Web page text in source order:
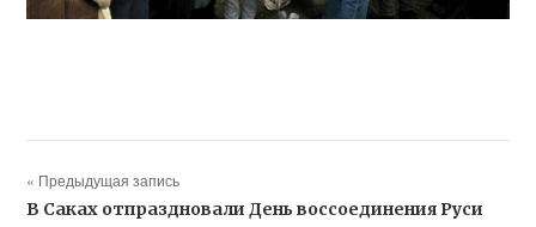
« Предыдущая запись
В Саках отпраздновали День воссоединения Руси